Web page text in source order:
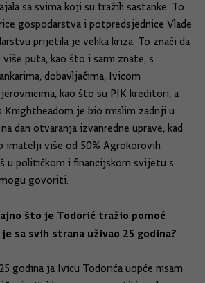
sa svima koji su tražili sastanke. To
gospodarstva i potpredsjednice Vlade.
prijetila je velika kriza. To znači da
puta, kao što i sami znate, s
dobavljačima, Ivicom
kao što su PIK kreditori, a
Knightheadom je bio mislim zadnji u
dan otvaranja izvanredne uprave, kad
imatelji više od 50% Agrokorovih
u političkom i financijskom svijetu s
govoriti.
što je Todorić tražio pomoć
sa svih strana uživao 25 godina?
godina ja Ivicu Todorića uopće nisam